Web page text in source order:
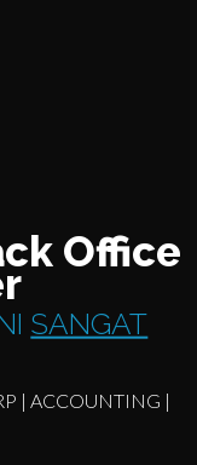
Office
SANGAT
| ACCOUNTING |